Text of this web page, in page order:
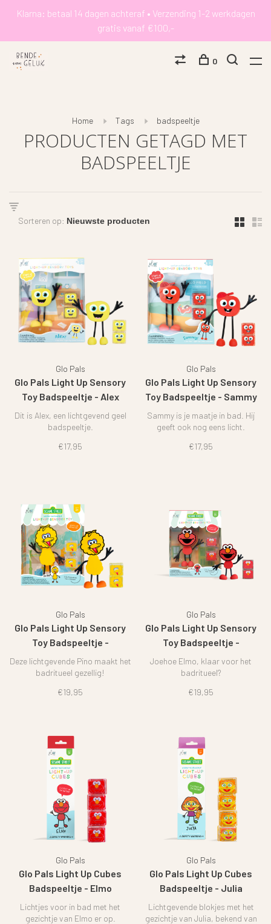
Klarna: betaal 14 dagen achteraf • Verzending 1-2 werkdagen
gratis vanaf €100,-
0
Home Tags badspeeltje
PRODUCTEN GETAGD MET
BADSPEELTJE
Sorteren op:
Glo Pals
Glo Pals Light Up Sensory
Toy Badspeeltje - Alex
Dit is Alex, een lichtgevend geel
badspeeltje.
€17,95
Glo Pals
Glo Pals Light Up Sensory
Toy Badspeeltje - Sammy
Sammy is je maatje in bad. Hij
geeft ook nog eens licht.
€17,95
Glo Pals
Glo Pals Light Up Sensory
Toy Badspeeltje -
Sesamstraat Pino
Deze lichtgevende Pino maakt het
badritueel gezellig!
€19,95
Glo Pals
Glo Pals Light Up Sensory
Toy Badspeeltje -
Sesamstraat Elmo
Joehoe Elmo, klaar voor het
badritueel?
€19,95
Glo Pals
Glo Pals Light Up Cubes
Badspeeltje - Elmo
Lichtjes voor in bad met het
gezichtje van Elmo er op.
Glo Pals
Glo Pals Light Up Cubes
Badspeeltje - Julia
Sesamstraat
Lichtgevende blokjes met het
gezichtje van Julia, bekend van